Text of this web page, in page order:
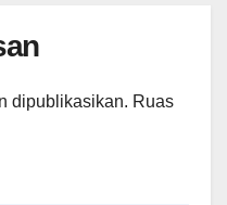
dipublikasikan. Ruas